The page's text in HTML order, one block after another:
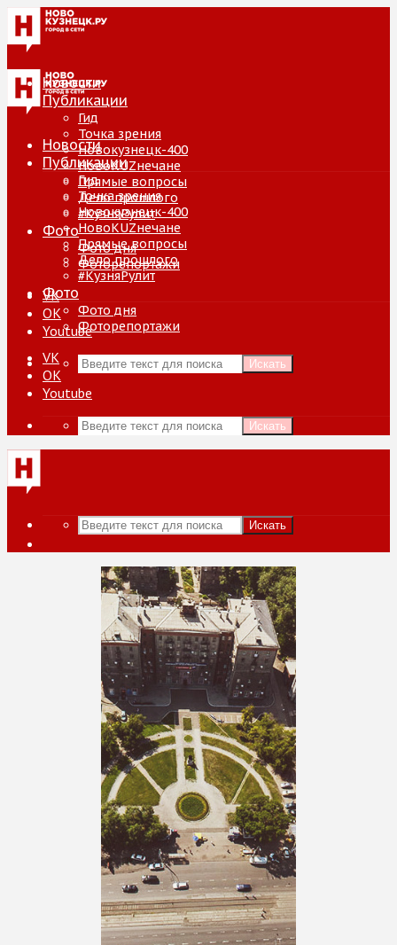
Новости
Публикации
Гид
Точка зрения
Новокузнецк-400
НовоKUZнечане
Прямые вопросы
Дело прошлого
#КузняРулит
Фото
Фото дня
Фоторепортажи
VK
ОК
Youtube
Искать
Новости
Публикации
Гид
Точка зрения
Новокузнецк-400
НовоKUZнечане
Прямые вопросы
Дело прошлого
#КузняРулит
Фото
Фото дня
Фоторепортажи
VK
ОК
Youtube
Искать
Искать